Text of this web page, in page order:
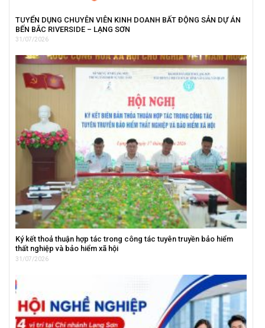
TUYỂN DỤNG CHUYÊN VIÊN KINH DOANH BẤT ĐỘNG SẢN DỰ ÁN
BẾN BẮC RIVERSIDE – LẠNG SƠN
31/07/2026
Ký kết thoả thuận hợp tác trong công tác tuyên truyền bảo hiểm
thất nghiệp và bảo hiểm xã hội
31/07/2026